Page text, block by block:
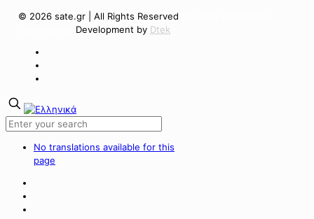
© 2026 sate.gr | All Rights Reserved
Development by Dtek
No translations available for this
page